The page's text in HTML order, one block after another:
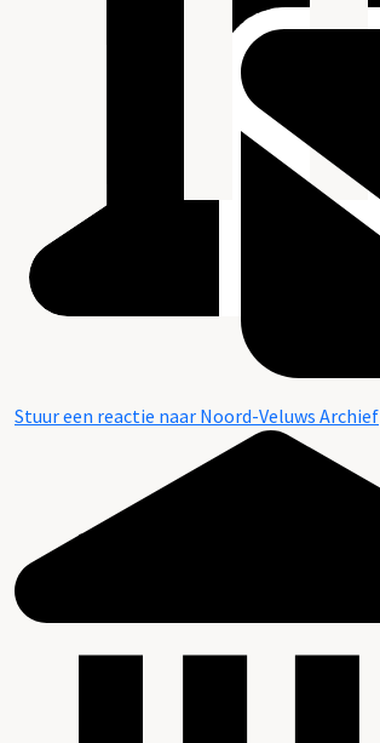
Stuur een reactie naar Noord-Veluws Archief